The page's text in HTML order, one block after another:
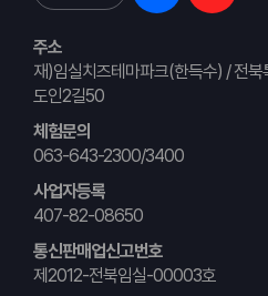
주소
재)임실치즈테마파크(한득수) / 전
도인2길50
체험문의
063-643-2300/3400
사업자등록
407-82-08650
통신판매업신고번호
제2012-전북임실-00003호